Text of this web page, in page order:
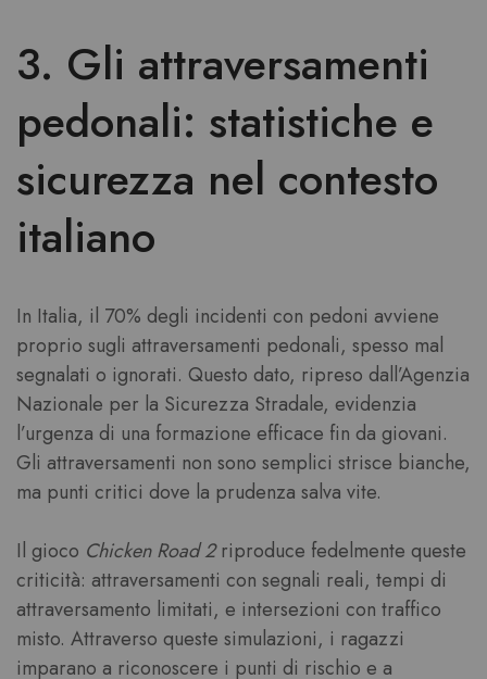
3. Gli attraversamenti
pedonali: statistiche e
sicurezza nel contesto
italiano
In Italia, il 70% degli incidenti con pedoni avviene
proprio sugli attraversamenti pedonali, spesso mal
segnalati o ignorati. Questo dato, ripreso dall’Agenzia
Nazionale per la Sicurezza Stradale, evidenzia
l’urgenza di una formazione efficace fin da giovani.
Gli attraversamenti non sono semplici strisce bianche,
ma punti critici dove la prudenza salva vite.
Il gioco Chicken Road 2riproduce fedelmente queste
criticità: attraversamenti con segnali reali, tempi di
attraversamento limitati, e intersezioni con traffico
misto. Attraverso queste simulazioni, i ragazzi
imparano a riconoscere i punti di rischio e a